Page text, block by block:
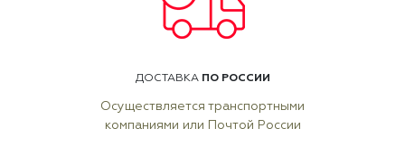
ДОСТАВКА ПО РОССИИ
Осуществляется транспортными
компаниями или Почтой России